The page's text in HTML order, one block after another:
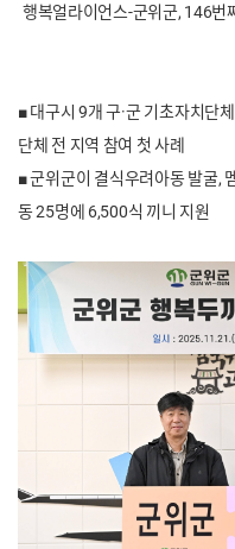
행복얼라이언스-군위군, 146번
■대구시 9개 구·군 기초자치단
단체 전 지역 참여 첫 사례
■군위군이 결식우려아동 발굴,
동 25명에 6,500식 끼니 지원